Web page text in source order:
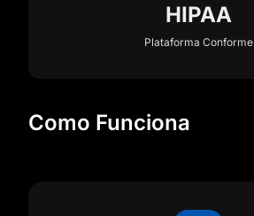
HIPAA
Plataforma Conforme
Como Funciona